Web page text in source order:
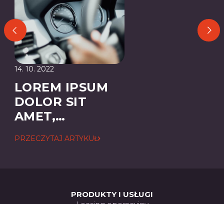
14. 10. 2022
LOREM IPSUM
DOLOR SIT
AMET,
ADIPISCING
PRZECZYTAJ ARTYKUŁ
PRODUKTY I USŁUGI